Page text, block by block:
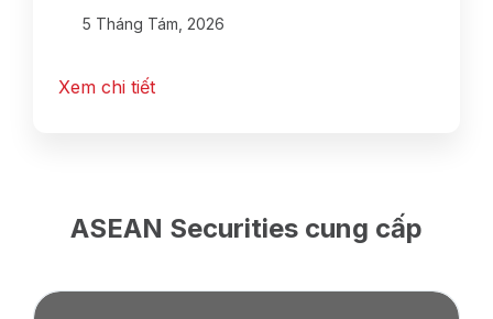
5 Tháng Tám, 2026
Xem chi tiết
ASEAN Securities cung cấp